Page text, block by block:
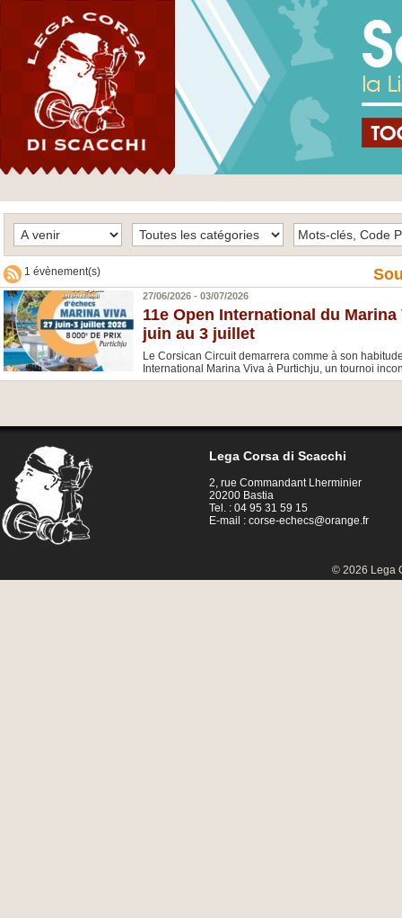
1 évènement(s)
27/06/2026 - 03/07/2026
11e Open International du
juin au 3 juillet
Le Corsican Circuit demarrera comme à son
International Marina Viva à Purtichju, un tournoi
Lega Corsa di Scacchi
2, rue Commandant Lherminier
20200 Bastia
Tel. : 04 95 31 59 15
E-mail :corse-echecs@orange.fr
© 2026 Lega